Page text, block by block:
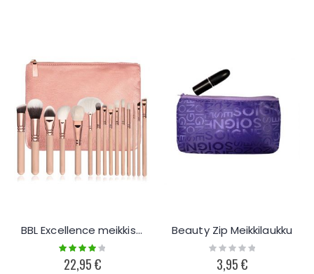
BBL Excellence meikkisiveltimet, 15kpl
Rating:
80%
22,95 €
Beauty Zip Meikkilaukku
Rating:
0%3,95 €